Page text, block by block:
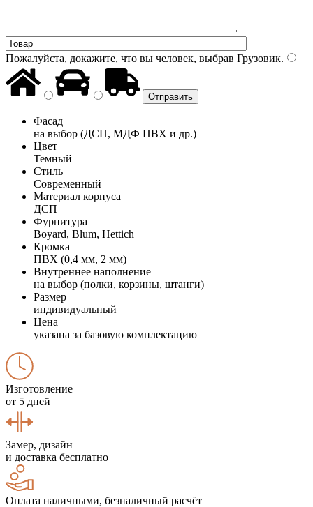
Пожалуйста, докажите, что вы человек, выбрав Грузовик.
Фасад
на выбор (ДСП, МДФ ПВХ и др.)
Цвет
Темный
Стиль
Современный
Материал корпуса
ДСП
Фурнитура
Boyard, Blum, Hettich
Кромка
ПВХ (0,4 мм, 2 мм)
Внутреннее наполнение
на выбор (полки, корзины, штанги)
Размер
индивидуальный
Цена
указана за базовую комплектацию
Изготовление
от 5 дней
Замер, дизайн
и доставка бесплатно
Оплата наличными, безналичный расчёт